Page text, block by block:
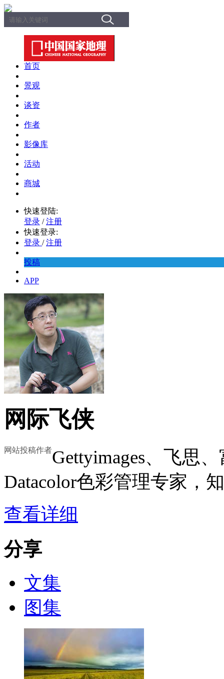
首页
景观
谈资
作者
影像库
活动
商城
快速登陆:
登录 / 注册
快速登录:
登录 / 注册
投稿
APP
网际飞侠
网站投稿作者Gettyimages、飞思
Datacolor色彩管理专家，
查看详细
分享
文集
图集